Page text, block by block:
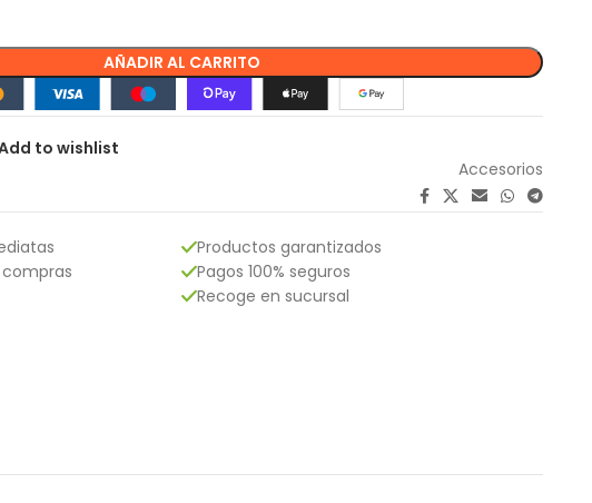
AÑADIR AL CARRITO
to wishlist
Accesorios
Productos garantizados
Pagos 100% seguros
Recoge en sucursal